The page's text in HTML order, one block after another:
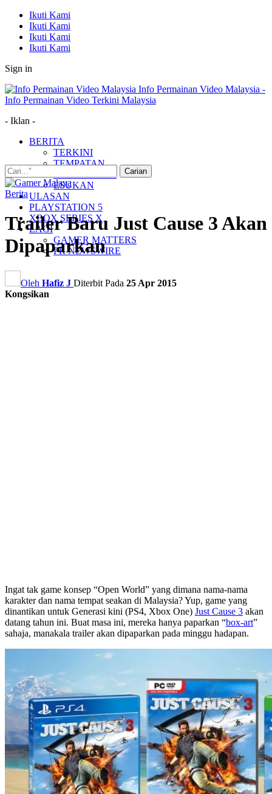
Ikuti Kami
Ikuti Kami
Ikuti Kami
Ikuti Kami
Sign in
Info Permainan Video Malaysia -
Info Permainan Video Terkini Malaysia
- Iklan -
BERITA
TERKINI
TEMPATAN
ESUKAN
ULASAN
PLAYSTATION 5
XBOX SERIES X
LAGI
GAMER MATTERS
PR NEWSWIRE
Berita
Trailer Baru Just Cause 3 Akan
Dipaparkan
Oleh Hafiz J Diterbit Pada 25 Apr 2015
Kongsikan
Ingat tak game konsep “Open World” yang dimana nama-nama
karakter dan nama tempat seakan di Malaysia? Yup, game yang
dinantikan untuk Generasi kini (PS4, Xbox One) Just Cause 3 akan
datang tahun ini. Buat masa ini, mereka hanya paparkan “box-art”
sahaja, manakala trailer akan dipaparkan pada minggu hadapan.